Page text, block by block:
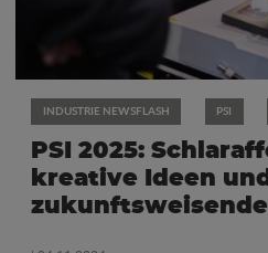
INDUSTRIE NEWSFLASH PSI
PSI 2025:
kreative Ideen und